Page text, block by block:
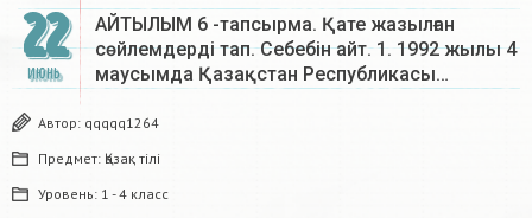
22
ИЮНЬ
АЙТЫЛЫМ 6 -тапсырма. Қате жазылған
сөйлемдерді тап. Себебін айт. 1. 1992 жылы 4
маусымда Қазақстан Республикасы…
Автор: qqqqq1264
Предмет: Қазақ тiлi
Уровень: 1 - 4 класс